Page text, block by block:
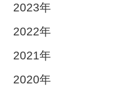
2023年
2022年
2021年
2020年